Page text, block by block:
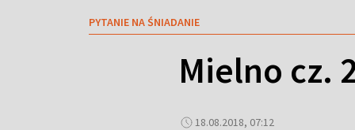
PYTANIE NA ŚNIADANIE
Mielno cz.
18.08.2018, 07:12